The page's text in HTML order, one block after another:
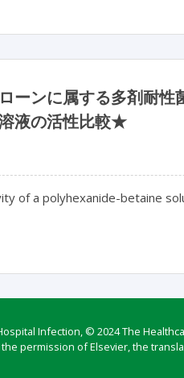
ーンに属する多剤耐
液の活性比較★
of a polyhexanide-betaine
Infection, © 2024 The
permission of Elsevier, the